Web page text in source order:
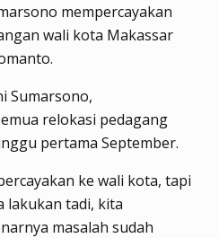
mempercayakan
wali kota Makassar
Sumarsono,
relokasi pedagang
pertama September.
ke wali kota, tapi
lakukan tadi, kita
masalah sudah